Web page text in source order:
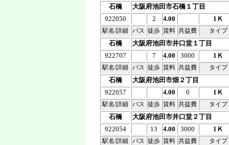
石橋
大阪府池田市石橋１丁目
922050
2 4.00 1Ｋ
駅名/詳細 バス 徒歩 賃料 共益費 タイプ
石橋
大阪府池田市井口堂１丁目
922707
7 4.00 3000 1Ｋ
駅名/詳細 バス 徒歩 賃料 共益費 タイプ
石橋
大阪府池田市畑２丁目
922057
4.00 0 1Ｋ
駅名/詳細 バス 徒歩 賃料 共益費 タイプ
石橋
大阪府池田市井口堂２丁目
922054
13 4.00 3000 1Ｋ
駅名/詳細 バス 徒歩 賃料 共益費 タイプ